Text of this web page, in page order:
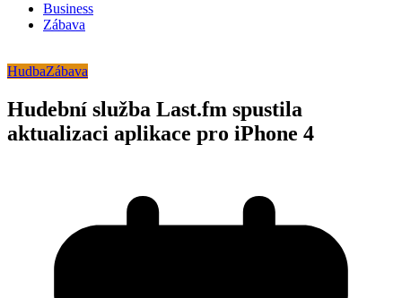
Business
Zábava
HudbaZábava
Hudební služba Last.fm spustila
aktualizaci aplikace pro iPhone 4